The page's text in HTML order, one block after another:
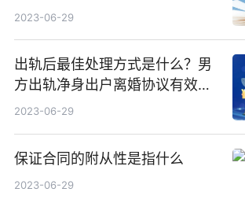
讯
2023-06-29
出轨后最佳处理方式是什么？男
方出轨净身出户离婚协议有效
吗？ 全球快看点
2023-06-29
保证合同的附从性是指什么
2023-06-29